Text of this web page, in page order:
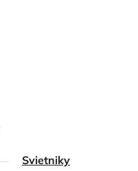
Svietniky